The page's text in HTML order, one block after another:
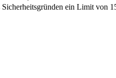
ein Limit von